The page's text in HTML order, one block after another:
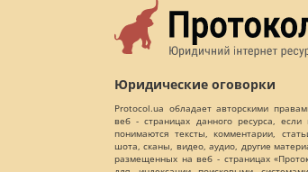
Юридические оговорки
Protocol.ua обладает авторскими
веб - страницах данного ресурса,
понимаются тексты, комментарии,
шота, сканы, видео, аудио, другие
размещенных на веб - страницах